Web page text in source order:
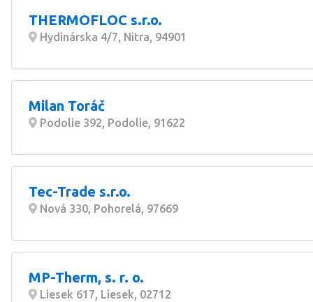
THERMOFLOC s.r.o.
Hydinárska 4/7, Nitra, 94901
Milan Toráč
Podolie 392, Podolie, 91622
Tec-Trade s.r.o.
Nová 330, Pohorelá, 97669
MP-Therm, s. r. o.
Liesek 617, Liesek, 02712